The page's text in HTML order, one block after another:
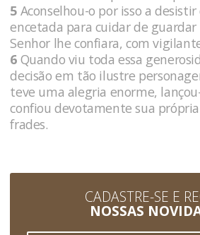
5 Aconselhou-o por isso a
encetada para cuidar de guardar
Senhor lhe confiara, com
6 Quando viu toda essa
decisão em tão ilustre
teve uma alegria enorme,
confiou devotamente sua própria
frades.
CADASTRE-SE E
NOSSAS